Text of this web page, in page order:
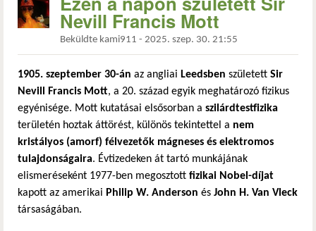
Nevill Francis Mott
Beküldte kami911 - 2025. szep. 30. 21:55
1905. szeptember 30-án az angliai Leedsben született Sir
Nevill Francis Mott, a 20. század egyik meghatározó fizikus
egyénisége. Mott kutatásai elsősorban a szilárdtestfizika
területén hoztak áttörést, különös tekintettel a nem
kristályos (amorf) félvezetők mágneses és elektromos
tulajdonságaira. Évtizedeken át tartó munkájának
elismeréseként 1977-ben megosztott fizikai Nobel-díjat
kapott az amerikai Philip W. Anderson és John H. Van Vleck
társaságában.